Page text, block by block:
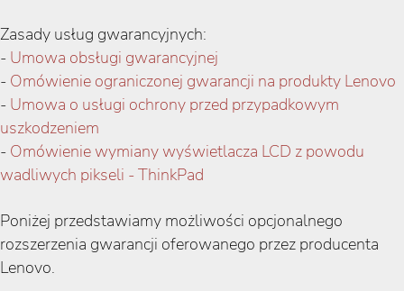
Zasady usług gwarancyjnych:
- Umowa obsługi gwarancyjnej
- Omówienie ograniczonej gwarancji na produkty Lenovo
- Umowa o usługi ochrony przed przypadkowym
uszkodzeniem
- Omówienie wymiany wyświetlacza LCD z powodu
wadliwych pikseli - ThinkPad
Poniżej przedstawiamy możliwości opcjonalnego
rozszerzenia gwarancji oferowanego przez producenta
Lenovo.